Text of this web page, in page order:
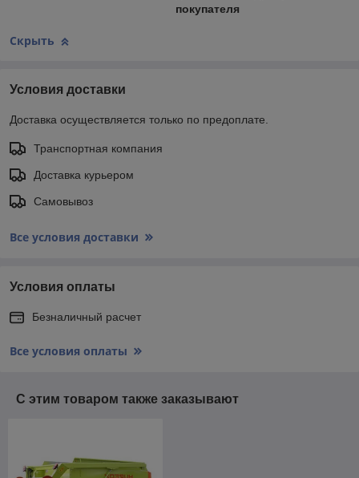
покупателя
Скрыть
Условия доставки
Доставка осуществляется только по предоплате.
Транспортная компания
Доставка курьером
Самовывоз
Все условия доставки
Условия оплаты
Безналичный расчет
Все условия оплаты
С этим товаром также заказывают